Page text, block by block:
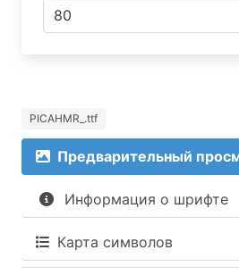
PICAHMR_.ttf
Предварительный
Информация о шрифте
Карта символов